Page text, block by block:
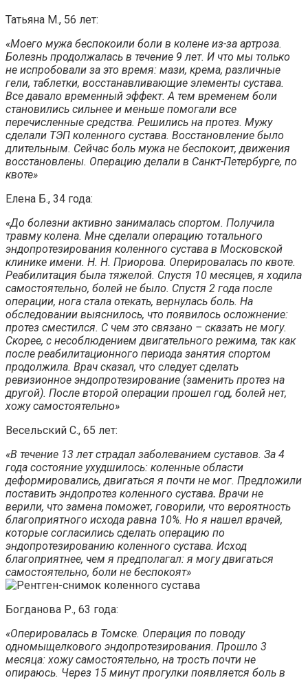
Татьяна М., 56 лет:
«Моего мужа беспокоили боли в колене из-за артроза.
Болезнь продолжалась в течение 9 лет. И что мы только
не испробовали за это время: мази, крема, различные
гели, таблетки, восстанавливающие элементы сустава.
Все давало временный эффект. А тем временем боли
становились сильнее и меньше помогали все
перечисленные средства. Решились на протез. Мужу
сделали ТЭП коленного сустава. Восстановление было
длительным. Сейчас боль мужа не беспокоит, движения
восстановлены. Операцию делали в Санкт-Петербурге, по
квоте»
Елена Б., 34 года:
«До болезни активно занималась спортом. Получила
травму колена. Мне сделали операцию тотального
эндопротезирования коленного сустава в Московской
клинике имени. Н. Н. Приорова. Оперировалась по квоте.
Реабилитация была тяжелой. Спустя 10 месяцев, я ходила
самостоятельно, болей не было. Спустя 2 года после
операции, нога стала отекать, вернулась боль. На
обследовании выяснилось, что появилось осложнение:
протез сместился. С чем это связано – сказать не могу.
Скорее, с несоблюдением двигательного режима, так как
после реабилитационного периода занятия спортом
продолжила. Врач сказал, что следует сделать
ревизионное эндопротезирование (заменить протез на
другой). После второй операции прошел год, болей нет,
хожу самостоятельно»
Весельский С., 65 лет:
«В течение 13 лет страдал заболеванием суставов. За 4
года состояние ухудшилось: коленные области
деформировались, двигаться я почти не мог. Предложили
поставить эндопротез коленного сустава. Врачи не
верили, что замена поможет, говорили, что вероятность
благоприятного исхода равна 10%. Но я нашел врачей,
которые согласились сделать операцию по
эндопротезированию коленного сустава. Исход
благоприятнее, чем я предполагал: я могу двигаться
самостоятельно, боли не беспокоят»
Богданова Р., 63 года:
«Оперировалась в Томске. Операция по поводу
одномыщелкового эндопротезирования. Прошло 3
месяца: хожу самостоятельно, на трость почти не
опираюсь. Через 15 минут прогулки появляется боль в